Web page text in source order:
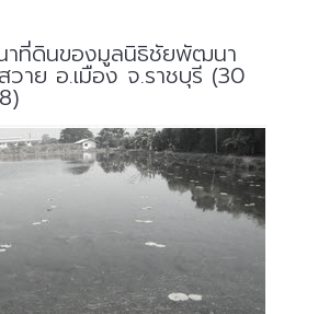
าที่ดินของมูลนิธิชัยพัฒนา
าย อ.เมือง จ.ราชบุรี (30